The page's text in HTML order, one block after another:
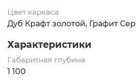
Цвет каркаса
Дуб Крафт золотой, Графит
Характеристики
Габаритная глубина
1 100